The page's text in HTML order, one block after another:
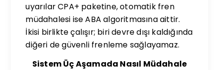
uyarılar CPA+ paketine, otomatik fren
müdahalesi ise ABA algoritmasına aittir.
İkisi birlikte çalışır; biri devre dışı kaldığında
diğeri de güvenli frenleme sağlayamaz.
Sistem Üç Aşamada Nasıl Müdahale